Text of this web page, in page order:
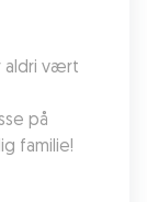
aldri vært
på
familie!